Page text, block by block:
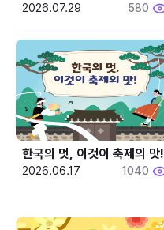
2026.07.29 580
한국의 멋, 이것이 축제의 맛!
2026.06.17 1040